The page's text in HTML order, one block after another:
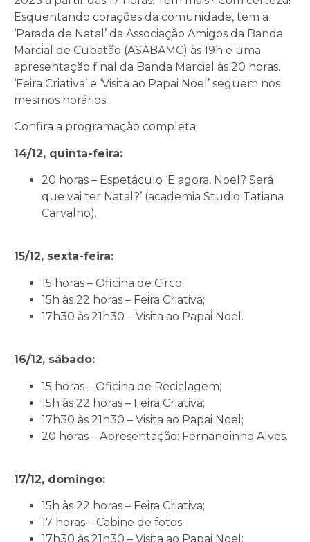
Esquentando corações da comunidade, tem a
‘Parada de Natal’ da Associação Amigos da Banda
Marcial de Cubatão (ASABAMC) às 19h e uma
apresentação final da Banda Marcial às 20 horas.
‘Feira Criativa’ e ‘Visita ao Papai Noel’ seguem nos
mesmos horários.
Confira a programação completa:
14/12, quinta-feira:
20 horas – Espetáculo ‘E agora, Noel? Será
que vai ter Natal?’ (academia Studio Tatiana
Carvalho).
15/12, sexta-feira:
15 horas – Oficina de Circo;
15h às 22 horas – Feira Criativa;
17h30 às 21h30 – Visita ao Papai Noel.
16/12, sábado:
15 horas – Oficina de Reciclagem;
15h às 22 horas – Feira Criativa;
17h30 às 21h30 – Visita ao Papai Noel;
20 horas – Apresentação: Fernandinho Alves.
17/12, domingo:
15h às 22 horas – Feira Criativa;
17 horas – Cabine de fotos;
17h30 às 21h30 – Visita ao Papai Noel;